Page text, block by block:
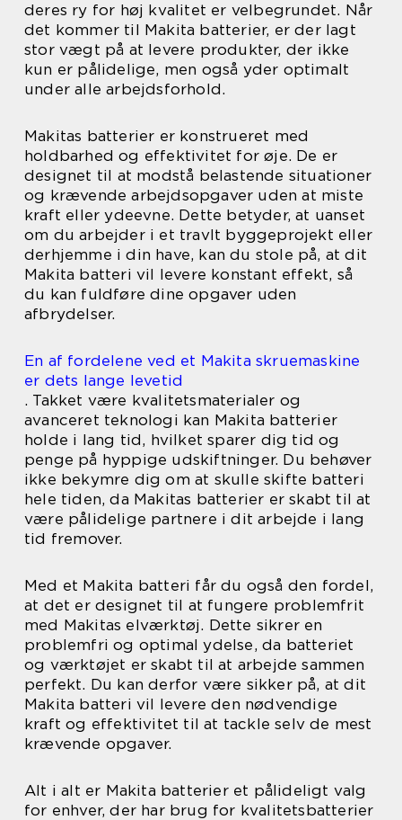
deres ry for høj kvalitet er velbegrundet. Når
det kommer til Makita batterier, er der lagt
stor vægt på at levere produkter, der ikke
kun er pålidelige, men også yder optimalt
under alle arbejdsforhold.
Makitas batterier er konstrueret med
holdbarhed og effektivitet for øje. De er
designet til at modstå belastende situationer
og krævende arbejdsopgaver uden at miste
kraft eller ydeevne. Dette betyder, at uanset
om du arbejder i et travlt byggeprojekt eller
derhjemme i din have, kan du stole på, at dit
Makita batteri vil levere konstant effekt, så
du kan fuldføre dine opgaver uden
afbrydelser.
En af fordelene ved et Makita skruemaskine
er dets lange levetid
. Takket være kvalitetsmaterialer og
avanceret teknologi kan Makita batterier
holde i lang tid, hvilket sparer dig tid og
penge på hyppige udskiftninger. Du behøver
ikke bekymre dig om at skulle skifte batteri
hele tiden, da Makitas batterier er skabt til at
være pålidelige partnere i dit arbejde i lang
tid fremover.
Med et Makita batteri får du også den fordel,
at det er designet til at fungere problemfrit
med Makitas elværktøj. Dette sikrer en
problemfri og optimal ydelse, da batteriet
og værktøjet er skabt til at arbejde sammen
perfekt. Du kan derfor være sikker på, at dit
Makita batteri vil levere den nødvendige
kraft og effektivitet til at tackle selv de mest
krævende opgaver.
Alt i alt er Makita batterier et pålideligt valg
for enhver, der har brug for kvalitetsbatterier